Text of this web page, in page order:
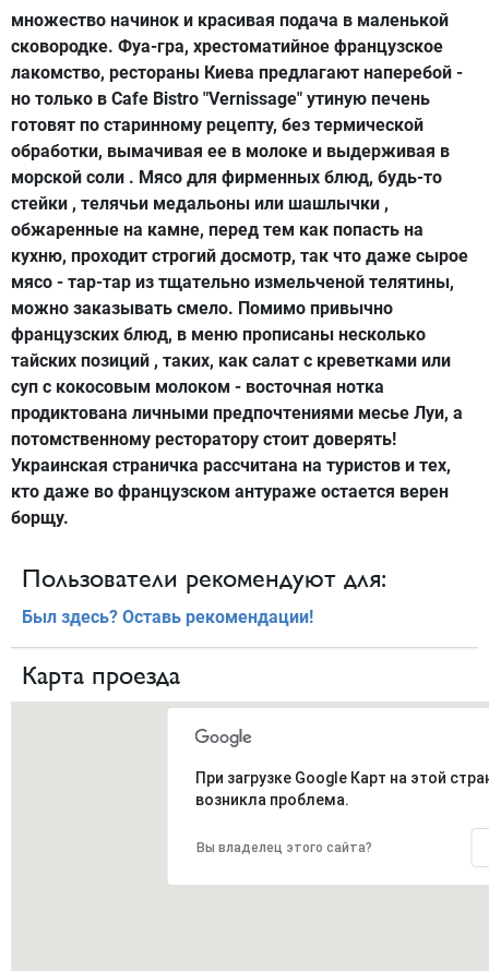
множество начинок и красивая подача в маленькой
сковородке. Фуа-гра, хрестоматийное французское
лакомство, рестораны Киева предлагают наперебой -
но только в Cafe Bistro "Vernissage" утиную печень
готовят по старинному рецепту, без термической
обработки, вымачивая ее в молоке и выдерживая в
морской соли . Мясо для фирменных блюд, будь-то
стейки , телячьи медальоны или шашлычки ,
обжаренные на камне, перед тем как попасть на
кухню, проходит строгий досмотр, так что даже сырое
мясо - тар-тар из тщательно измельченой телятины,
можно заказывать смело. Помимо привычно
французских блюд, в меню прописаны несколько
тайских позиций , таких, как салат с креветками или
суп с кокосовым молоком - восточная нотка
продиктована личными предпочтениями месье Луи, а
потомственному ресторатору стоит доверять!
Украинская страничка рассчитана на туристов и тех,
кто даже во французском антураже остается верен
борщу.
Пользователи рекомендуют для:
Был здесь? Оставь рекомендации!
Карта проезда
При загрузке Google Карт на этой
возникла проблема.
Вы владелец этого сайта?